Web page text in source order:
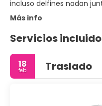
Más info
Servicios
18
feb Traslado